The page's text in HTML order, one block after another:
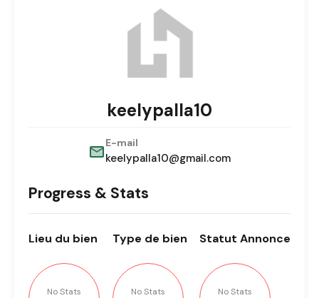
keelypalla10
E-mail
keelypalla10@gmail.com
Progress & Stats
Lieu du bien
No Stats
Type de bien
No Stats
Statut Annonce
No Stats